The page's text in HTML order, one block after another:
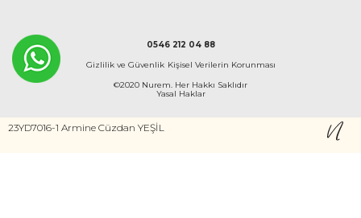
0546 212 04 88
Gizlilik ve Güvenlik Kişisel Verilerin Korunması
©2020 Nurem. Her Hakkı Saklıdır
Yasal Haklar
23YD7016-1 Armine Cüzdan YEŞİL